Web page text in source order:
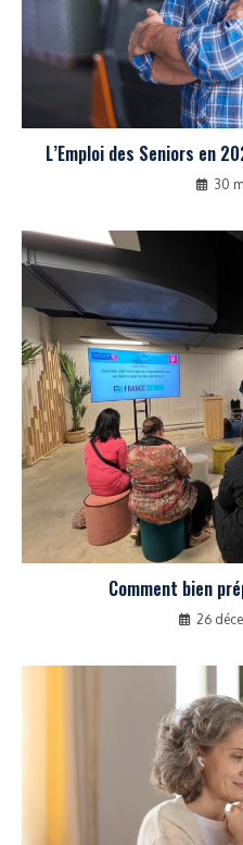
L’Emploi des Seniors en
30
Comment bien
26